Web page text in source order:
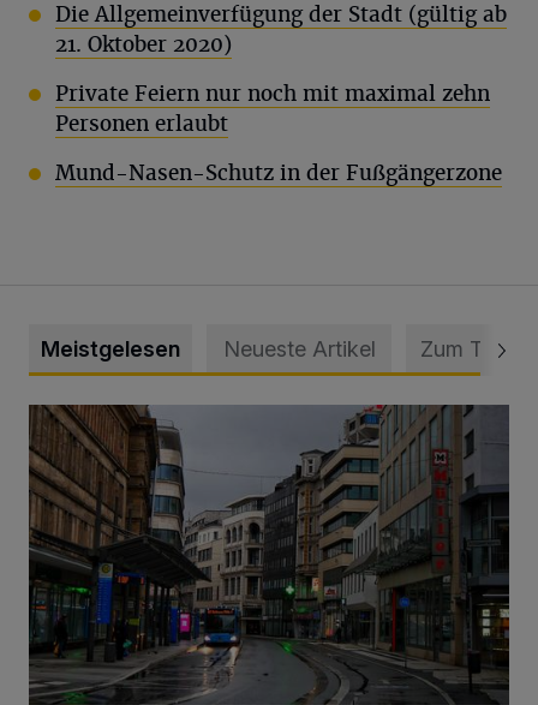
Die Allgemeinverfügung der Stadt (gültig ab
21. Oktober 2020)
Private Feiern nur noch mit maximal zehn
Personen erlaubt
Mund-Nasen-Schutz in der Fußgängerzone
Meistgelesen Neueste Artikel Zum Thema
„Es muss gehandelt werden – jetzt!“